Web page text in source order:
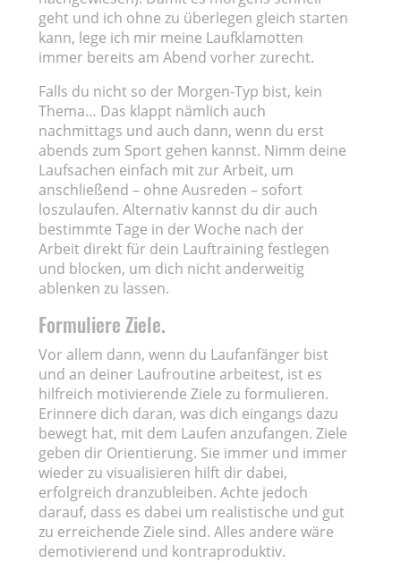
geht und ich ohne zu überlegen gleich starten
kann, lege ich mir meine Laufklamotten
immer bereits am Abend vorher zurecht.
Falls du nicht so der Morgen-Typ bist, kein
Thema… Das klappt nämlich auch
nachmittags und auch dann, wenn du erst
abends zum Sport gehen kannst. Nimm deine
Laufsachen einfach mit zur Arbeit, um
anschließend – ohne Ausreden – sofort
loszulaufen. Alternativ kannst du dir auch
bestimmte Tage in der Woche nach der
Arbeit direkt für dein Lauftraining festlegen
und blocken, um dich nicht anderweitig
ablenken zu lassen.
Formuliere Ziele.
Vor allem dann, wenn du Laufanfänger bist
und an deiner Laufroutine arbeitest, ist es
hilfreich motivierende Ziele zu formulieren.
Erinnere dich daran, was dich eingangs dazu
bewegt hat, mit dem Laufen anzufangen. Ziele
geben dir Orientierung. Sie immer und immer
wieder zu visualisieren hilft dir dabei,
erfolgreich dranzubleiben. Achte jedoch
darauf, dass es dabei um realistische und gut
zu erreichende Ziele sind. Alles andere wäre
demotivierend und kontraproduktiv.